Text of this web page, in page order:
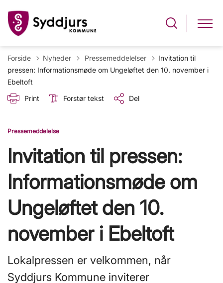
Forside Nyheder Tilbage til
Pressemeddelelser
Invitation til
pressen: Informationsmøde om Ungeløftet den 10. november i
Ebeltoft
Print
Forstør tekst Del
Pressemeddelelse
Invitation til pressen:
Informationsmøde om
Ungeløftet den 10.
november i Ebeltoft
Lokalpressen er velkommen, når
Syddjurs Kommune inviterer